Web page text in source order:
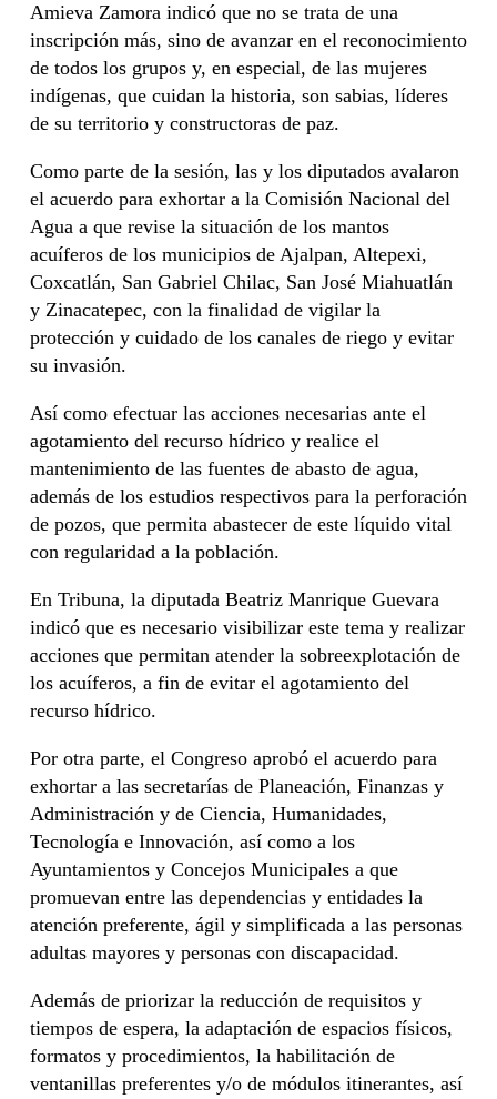
Amieva Zamora indicó que no se trata de una
inscripción más, sino de avanzar en el reconocimiento
de todos los grupos y, en especial, de las mujeres
indígenas, que cuidan la historia, son sabias, líderes
de su territorio y constructoras de paz.
Como parte de la sesión, las y los diputados avalaron
el acuerdo para exhortar a la Comisión Nacional del
Agua a que revise la situación de los mantos
acuíferos de los municipios de Ajalpan, Altepexi,
Coxcatlán, San Gabriel Chilac, San José Miahuatlán
y Zinacatepec, con la finalidad de vigilar la
protección y cuidado de los canales de riego y evitar
su invasión.
Así como efectuar las acciones necesarias ante el
agotamiento del recurso hídrico y realice el
mantenimiento de las fuentes de abasto de agua,
además de los estudios respectivos para la perforación
de pozos, que permita abastecer de este líquido vital
con regularidad a la población.
En Tribuna, la diputada Beatriz Manrique Guevara
indicó que es necesario visibilizar este tema y realizar
acciones que permitan atender la sobreexplotación de
los acuíferos, a fin de evitar el agotamiento del
recurso hídrico.
Por otra parte, el Congreso aprobó el acuerdo para
exhortar a las secretarías de Planeación, Finanzas y
Administración y de Ciencia, Humanidades,
Tecnología e Innovación, así como a los
Ayuntamientos y Concejos Municipales a que
promuevan entre las dependencias y entidades la
atención preferente, ágil y simplificada a las personas
adultas mayores y personas con discapacidad.
Además de priorizar la reducción de requisitos y
tiempos de espera, la adaptación de espacios físicos,
formatos y procedimientos, la habilitación de
ventanillas preferentes y/o de módulos itinerantes, así